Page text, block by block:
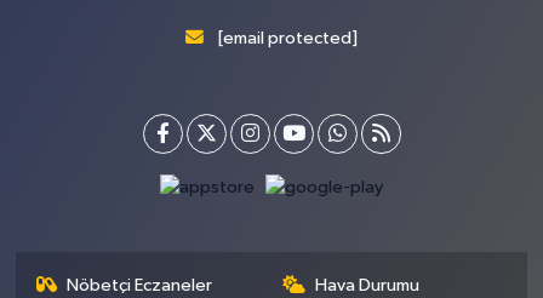
[email protected]
Nöbetçi Eczaneler Hava Durumu